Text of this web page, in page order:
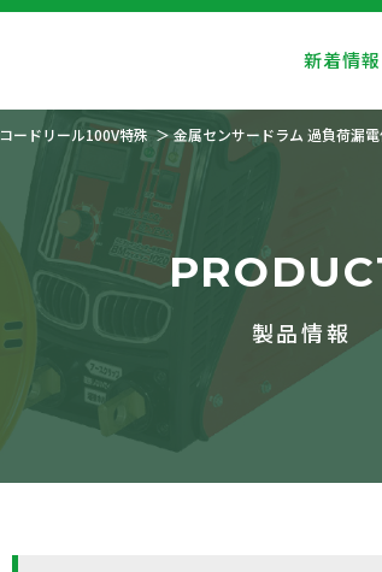
新着情報
コードリール100V特殊 金属センサードラム 過負荷漏
製品情報